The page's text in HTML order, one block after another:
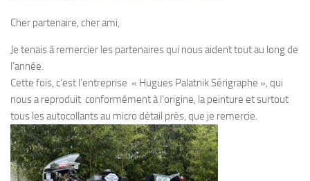
Cher partenaire, cher ami,
Je tenais à remercier les partenaires qui nous aident tout au long de
l’année.
Cette fois, c’est l’entreprise « Hugues Palatnik Sérigraphe », qui
nous a reproduit conformément à l’origine, la peinture et surtout
tous les autocollants au micro détail près, que je remercie.